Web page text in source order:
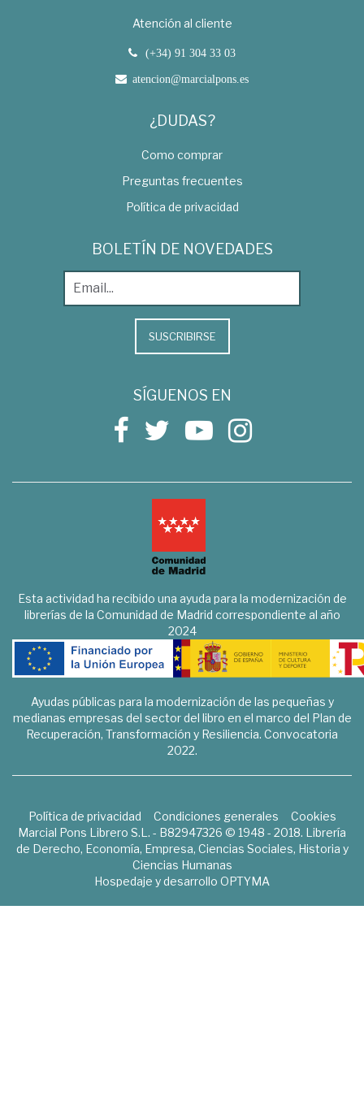
Atención al cliente
(+34) 91 304 33 03
atencion@marcialpons.es
¿DUDAS?
Como comprar
Preguntas frecuentes
Política de privacidad
BOLETÍN DE NOVEDADES
SUSCRIBIRSE
SÍGUENOS EN
Esta actividad ha recibido una ayuda para la modernización de
librerías de la Comunidad de Madrid correspondiente al año
2024
Ayudas públicas para la modernización de las pequeñas y
medianas empresas del sector del libro en el marco del Plan de
Recuperación, Transformación y Resiliencia. Convocatoria
2022.
Política de privacidad Condiciones generales
Cookies
Marcial Pons Librero S.L. - B82947326 © 1948 - 2018. Librería
de Derecho, Economía, Empresa, Ciencias Sociales, Historia y
Ciencias Humanas
Hospedaje y desarrollo OPTYMA